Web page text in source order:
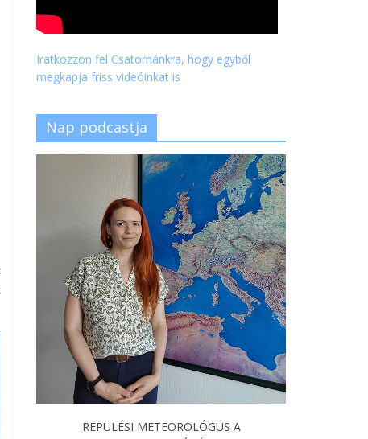
Iratkozzon fel Csatornánkra, hogy egyből
megkapja friss videóinkat is
Nap podcastja
REPÜLÉSI METEOROLÓGUS A